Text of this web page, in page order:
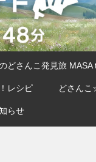
どさんこ発見旅 MASA
レシピ どさん
らせ